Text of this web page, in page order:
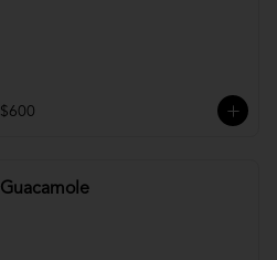
$600
Guacamole